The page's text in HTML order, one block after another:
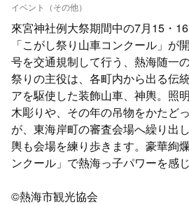
イベント（その他）
來宮神社例大祭期間中の7月15・
「こがし祭り山車コンクール」が
号を交通規制して行う、熱海随一
祭りの主役は、各町内から出る伝
アを駆使した装飾山車、神輿。照
木彫りや、その年の吊物をかたど
が、東海岸町の審査会場へ繰り出
輿も会場を練り歩きます。豪華絢
ンクール」で熱海っ子パワーを感
©熱海市観光協会